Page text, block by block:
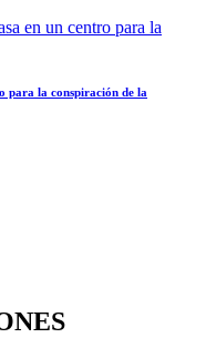
para la conspiración de la